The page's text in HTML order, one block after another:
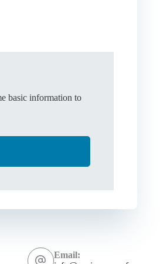
basic information to
Email: